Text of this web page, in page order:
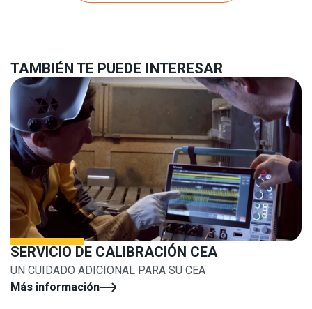
TAMBIÉN TE PUEDE INTERESAR
SERVICIO DE CALIBRACIÓN CEA
UN CUIDADO ADICIONAL PARA SU CEA
Más información